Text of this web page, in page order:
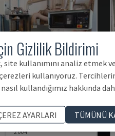
(AHŞAP)
2004
Gizlilik Bildirimi
kullanımını analiz etmek ve
kullanıyoruz.
kullandığımız hakkında
AYARLARI
TÜMÜNÜ